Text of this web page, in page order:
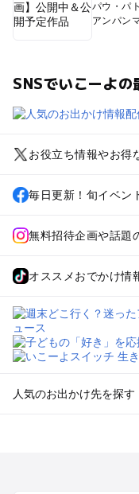
パウ・パ
アンパン
SNSでいこーよの
お役立ち情報やお得
毎日更新！旬イベン
無料招待企画や話題
オススメおでかけ情
人気のお出かけ先を探す